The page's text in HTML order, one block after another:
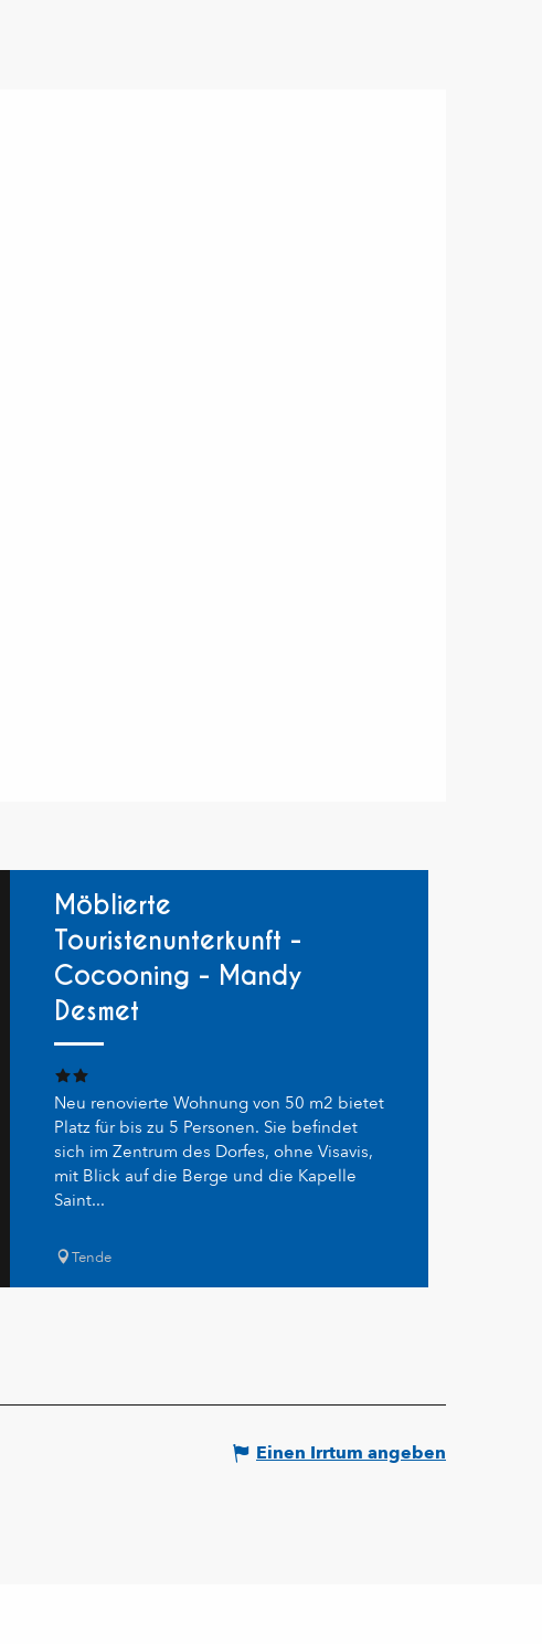
Möblierte
Touristenunterkunft -
Cocooning - Mandy
Desmet
Neu renovierte Wohnung von 50 m2 bietet
Platz für bis zu 5 Personen. Sie befindet
sich im Zentrum des Dorfes, ohne Visavis,
mit Blick auf die Berge und die Kapelle
Saint...
Tende
Einen Irrtum angeben